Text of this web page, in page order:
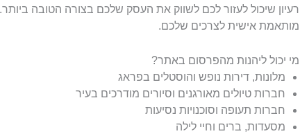
רעיון שיכול לעזור לכם לשווק את העסק שלכם בצורה הטובה
מותאמת אישית לצרכים שלכם.
מי יכול ליהנות מהפרסום באתר?
מלונות, דירות נופש והוסטלים בפראג
חברות טיולים מאורגנים וסיורים מודרכים בעיר
חברות תעופה וסוכנויות נסיעות
מסעדות, ברים וחיי לילה